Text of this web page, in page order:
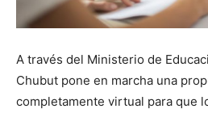
A través del Ministerio de
Chubut pone en marcha una
completamente virtual para que